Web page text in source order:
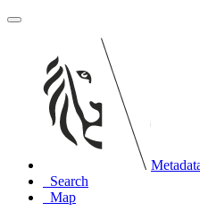
Search
Map